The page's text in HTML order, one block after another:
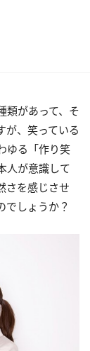
類があって、そ
が、笑っている
ゆる「作り笑
人が意識して
さを感じさせ
でしょうか？